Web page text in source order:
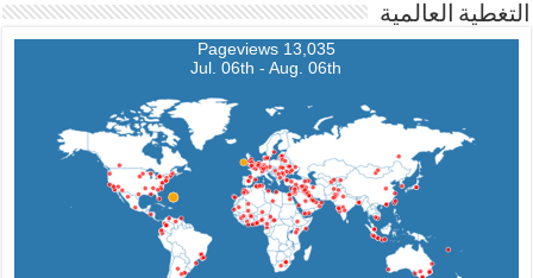
التغطية العالمية
13,035 Pageviews
Jul. 06th - Aug. 06th